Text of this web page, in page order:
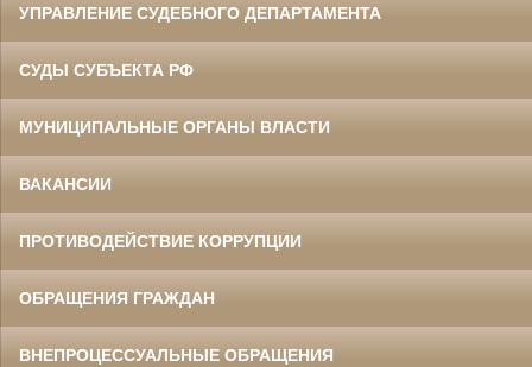
УПРАВЛЕНИЕ СУДЕБНОГО ДЕПАРТАМЕНТА
СУДЫ СУБЪЕКТА РФ
МУНИЦИПАЛЬНЫЕ ОРГАНЫ ВЛАСТИ
ВАКАНСИИ
ПРОТИВОДЕЙСТВИЕ КОРРУПЦИИ
ОБРАЩЕНИЯ ГРАЖДАН
ВНЕПРОЦЕССУАЛЬНЫЕ ОБРАЩЕНИЯ